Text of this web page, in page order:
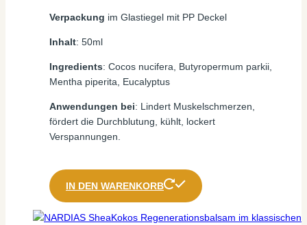
Verpackung im Glastiegel mit PP Deckel
Inhalt: 50ml
Ingredients: Cocos nucifera, Butyropermum parkii,
Mentha piperita, Eucalyptus
Anwendungen bei: Lindert Muskelschmerzen,
fördert die Durchblutung, kühlt, lockert
Verspannungen.
IN DEN WARENKORB